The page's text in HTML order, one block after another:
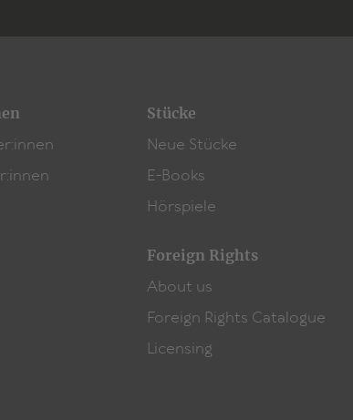
Stücke
Neue Stücke
E-Books
Hörspiele
Foreign Rights
About us
Foreign Rights Catalogue
Licensing